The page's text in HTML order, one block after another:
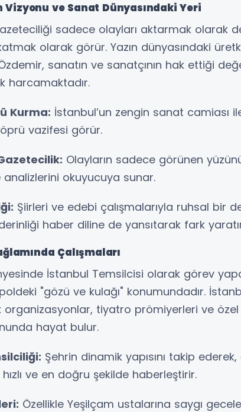
Vizyonu ve Sanat Dünyasındaki Yeri
sadece olayları aktarmak olarak
olarak görür. Yazın dünyasındaki
sanatın ve sanatçının hak ettiği
harcamaktadır.
Kurma: İstanbul’un zengin sanat camiası
vazifesi görür.
Olayların sadece görünen
okuyucuya sunar.
Şiirleri ve edebi çalışmalarıyla ruhsal bir
haber diline de yansıtarak fark
Çalışmaları
İstanbul Temsilcisi olarak görev
"gözü ve kulağı" konumundadır.
organizasyonlar, tiyatro prömiyerleri ve
hayat bulur.
Şehrin dinamik yapısını takip
ve en doğru şekilde haberleştirir.
Özellikle Yeşilçam ustalarına saygı